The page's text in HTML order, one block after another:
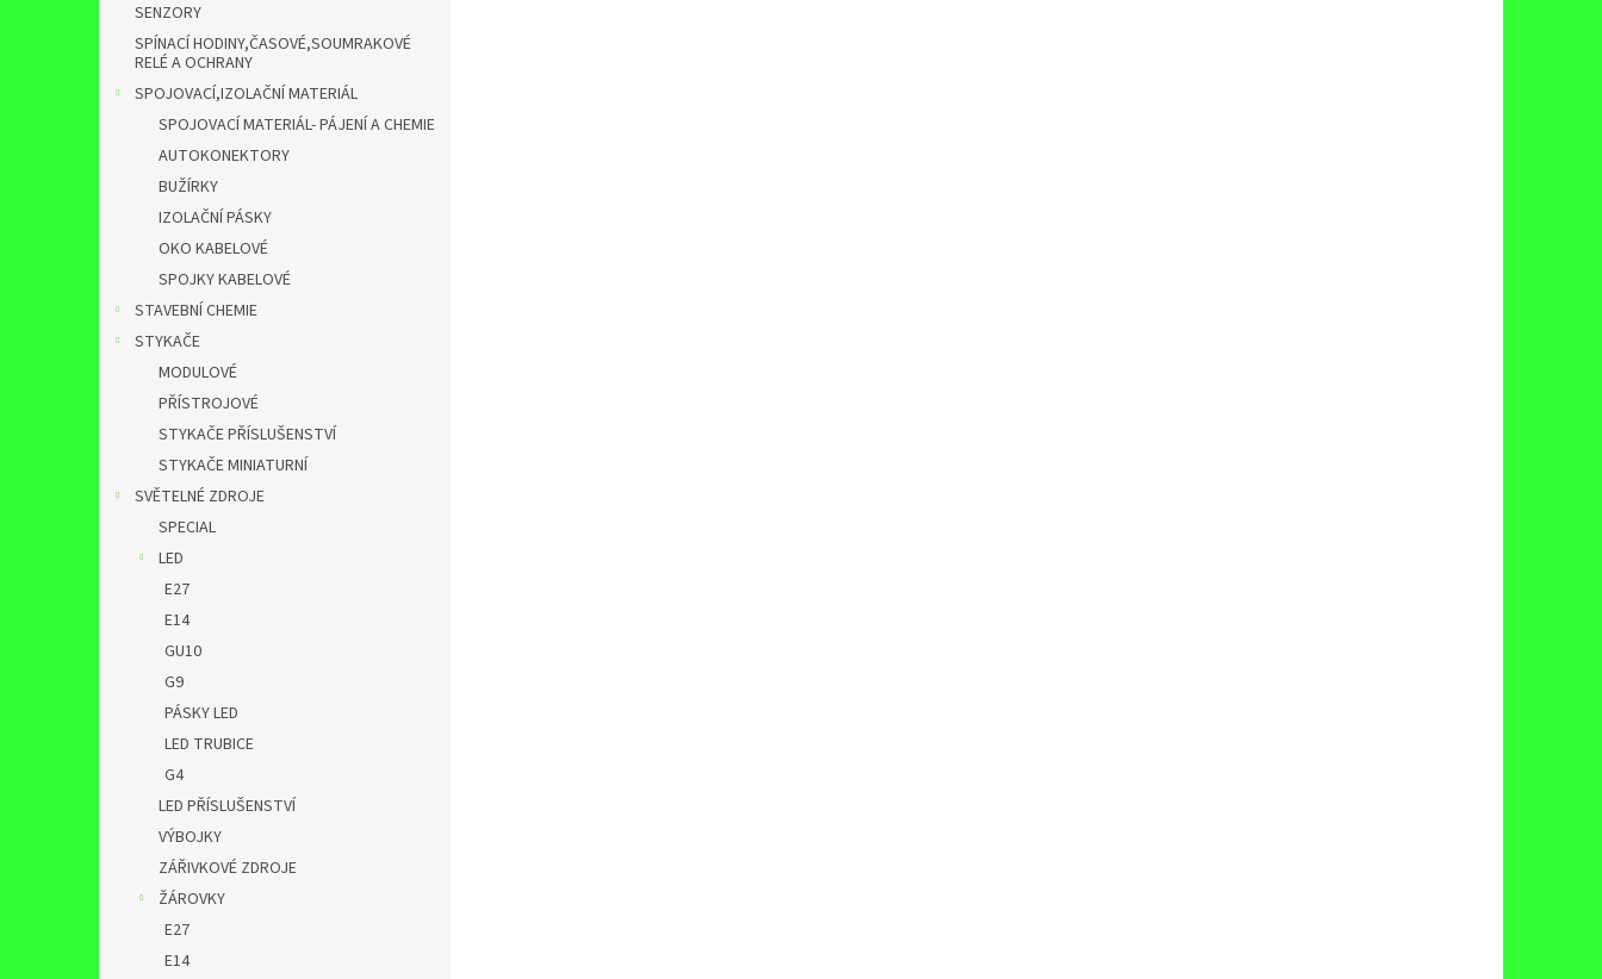
SENZORY
SPÍNACÍ HODINY,ČASOVÉ,SOUMRAKOVÉ
RELÉ A OCHRANY
SPOJOVACÍ,IZOLAČNÍ MATERIÁL
SPOJOVACÍ MATERIÁL- PÁJENÍ A CHEMIE
AUTOKONEKTORY
BUŽÍRKY
IZOLAČNÍ PÁSKY
OKO KABELOVÉ
SPOJKY KABELOVÉ
STAVEBNÍ CHEMIE
STYKAČE
MODULOVÉ
PŘÍSTROJOVÉ
STYKAČE PŘÍSLUŠENSTVÍ
STYKAČE MINIATURNÍ
SVĚTELNÉ ZDROJE
SPECIAL
LED
E27
E14
GU10
G9
PÁSKY LED
LED TRUBICE
G4
LED PŘÍSLUŠENSTVÍ
VÝBOJKY
ZÁŘIVKOVÉ ZDROJE
ŽÁROVKY
E27
E14